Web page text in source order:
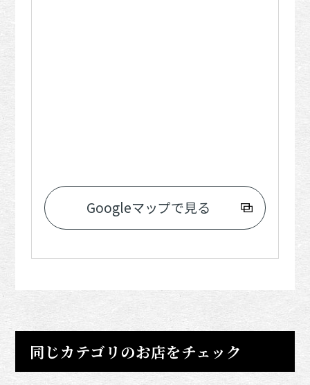
Googleマップで見る
同じカテゴリのお店をチェック